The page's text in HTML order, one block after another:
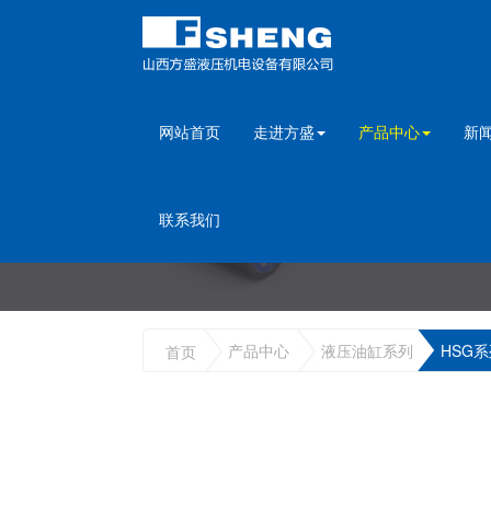
网站首页 走进方盛 产品中心 新
联系我们
首页 产品中心 液压油缸系列 HSG